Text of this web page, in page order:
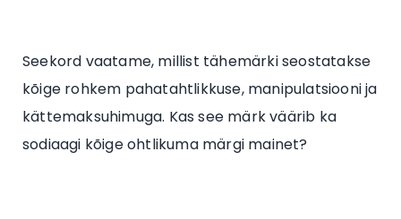
Seekord vaatame, millist tähemärki seostatakse
kõige rohkem pahatahtlikkuse, manipulatsiooni ja
kättemaksuhimuga. Kas see märk väärib ka
sodiaagi kõige ohtlikuma märgi mainet?